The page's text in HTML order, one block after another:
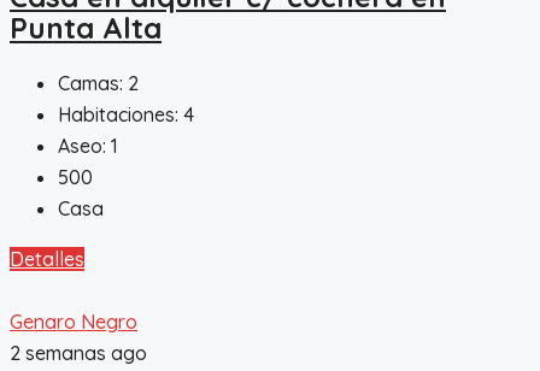
Punta Alta
Camas: 2
Habitaciones: 4
Aseo: 1
500
Casa
Detalles
Genaro Negro
2 semanas ago